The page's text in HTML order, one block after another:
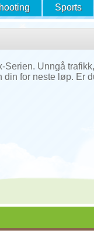
Sports
Serien. Unngå
din for neste løp. Er